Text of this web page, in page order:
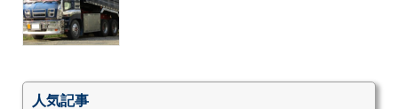
人気記事